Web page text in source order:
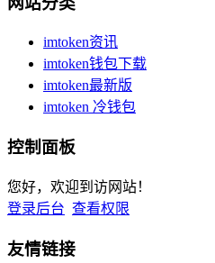
imtoken资讯
imtoken钱包下载
imtoken最新版
imtoken 冷钱包
控制面板
您好，欢迎到访网站！
登录后台 查看权限
友情链接